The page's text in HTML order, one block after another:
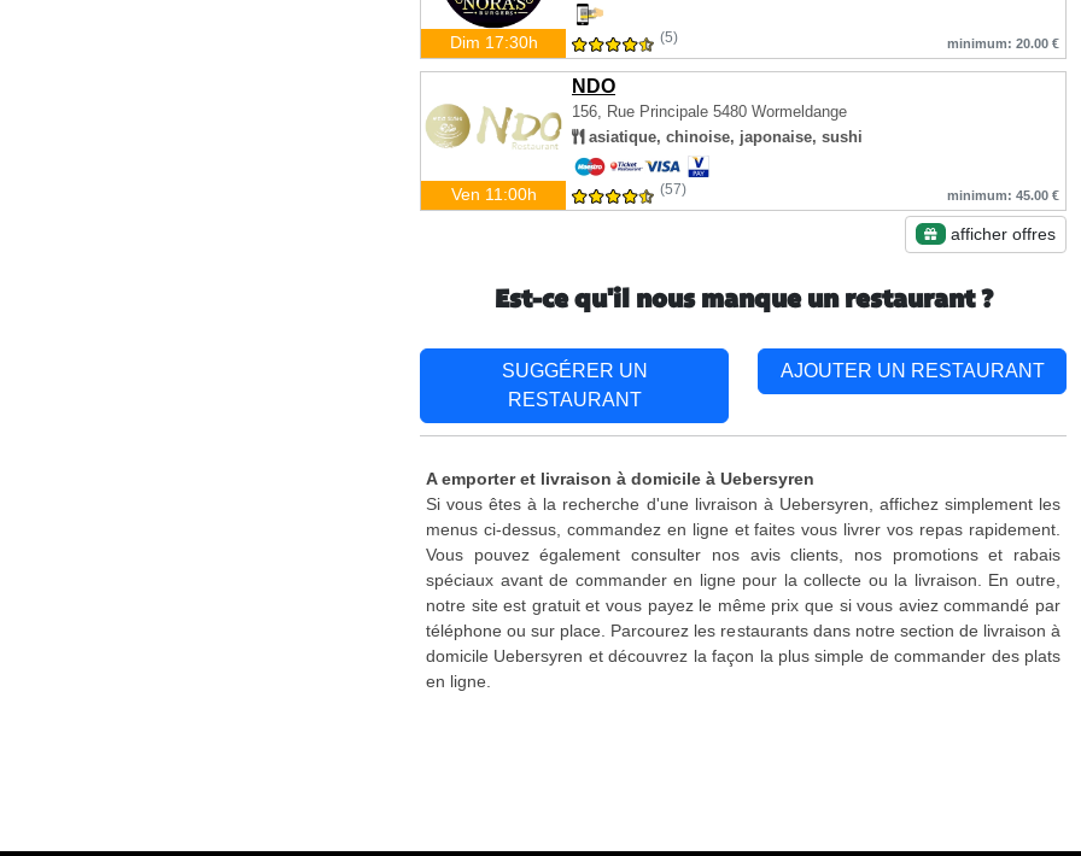
Dim 17:30h (5) minimum: 20.00 €
NDO
156, Rue Principale 5480 Wormeldange
asiatique, chinoise, japonaise, sushi
Ven 11:00h (57) minimum: 45.00 €
afficher offres
Est-ce qu'il nous manque un restaurant ?
SUGGÉRER UN
RESTAURANT
AJOUTER UN RESTAURANT
A emporter et livraison à domicile à Uebersyren
Si vous êtes à la recherche d'une livraison à Uebersyren, affichez simplement les
menus ci-dessus, commandez en ligne et faites vous livrer vos repas rapidement.
Vous pouvez également consulter nos avis clients, nos promotions et rabais
spéciaux avant de commander en ligne pour la collecte ou la livraison. En outre,
notre site est gratuit et vous payez le même prix que si vous aviez commandé par
téléphone ou sur place. Parcourez les restaurants dans notre section de livraison à
domicile Uebersyren et découvrez la façon la plus simple de commander des plats
en ligne.